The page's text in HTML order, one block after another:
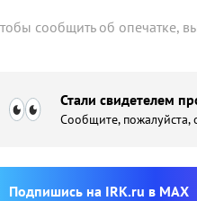
сообщить об опечатке,
Стали свидетелем
Сообщите,
Подпишиcь на IRK.ru в MAX